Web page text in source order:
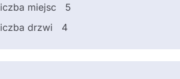
miejsc
5
drzwi
4